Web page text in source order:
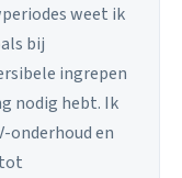
weet ik
bij
ingrepen
nodig hebt. Ik
onderhoud en